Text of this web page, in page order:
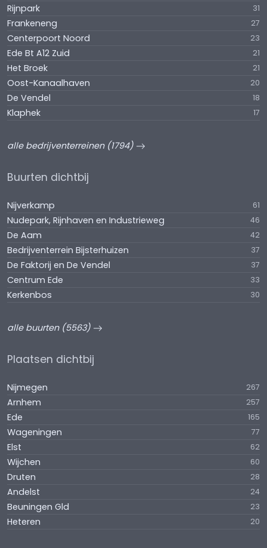
Rijnpark 31
Frankeneng 27
Centerpoort Noord 23
Ede Bt A12 Zuid 21
Het Broek 21
Oost-Kanaalhaven 20
De Vendel 18
Klaphek 17
alle bedrijventerreinen (1794)
Buurten dichtbij
Nijverkamp 61
Nudepark, Rijnhaven en Industrieweg 46
De Aam 42
Bedrijventerrein Bijsterhuizen 37
De Faktorij en De Vendel 37
Centrum Ede 33
Kerkenbos 30
alle buurten (5563)
Plaatsen dichtbij
Nijmegen 267
Arnhem 257
Ede 165
Wageningen 77
Elst 62
Wijchen 60
Druten 28
Andelst 24
Beuningen Gld 23
Heteren 20